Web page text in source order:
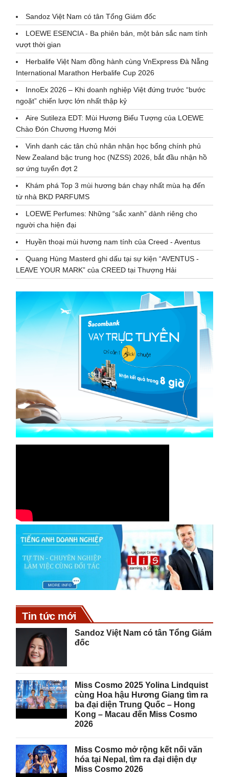
Sandoz Việt Nam có tân Tổng Giám đốc
LOEWE ESENCIA - Ba phiên bản, một bản sắc nam tính
vượt thời gian
Herbalife Việt Nam đồng hành cùng VnExpress Đà Nẵng
International Marathon Herbalife Cup 2026
InnoEx 2026 – Khi doanh nghiệp Việt đứng trước “bước
ngoặt” chiến lược lớn nhất thập kỷ
Aire Sutileza EDT: Mùi Hương Biểu Tượng của LOEWE
Chào Đón Chương Hương Mới
Vinh danh các tân chủ nhân nhận học bổng chính phủ
New Zealand bậc trung học (NZSS) 2026, bắt đầu nhận hồ
sơ ứng tuyển đợt 2
Khám phá Top 3 mùi hương bán chạy nhất mùa hạ đến
từ nhà BKD PARFUMS
LOEWE Perfumes: Những “sắc xanh” dành riêng cho
người cha hiện đại
Huyền thoại mùi hương nam tính của Creed - Aventus
Quang Hùng Masterd ghi dấu tại sự kiện “AVENTUS -
LEAVE YOUR MARK” của CREED tại Thượng Hải
Tin tức mới
Sandoz Việt Nam có tân Tổng Giám
đốc
Miss Cosmo 2025 Yolina Lindquist
cùng Hoa hậu Hương Giang tìm ra
ba đại diện Trung Quốc – Hong
Kong – Macau đến Miss Cosmo
2026
Miss Cosmo mở rộng kết nối văn
hóa tại Nepal, tìm ra đại diện dự
Miss Cosmo 2026